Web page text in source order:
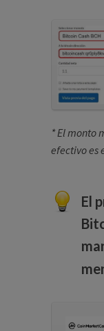
* El monto
efectivo es
El